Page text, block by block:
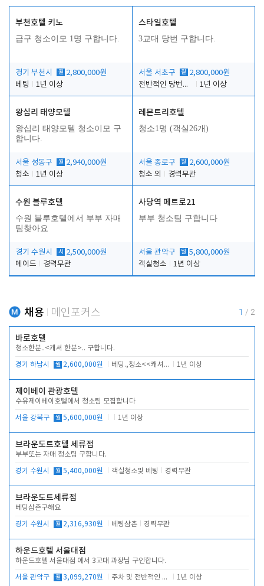
부천호텔 키노
급구 청소이모 1명 구합니다.
경기 부천시 월 2,800,000원
베팅
1년 이상
스타일호텔
3교대 당번 구합니다.
서울 서초구 월 2,800,000원
전반적인 당번업무
1년 이상
왕십리 태양모텔
왕십리 태양모텔 청소이모 구
합니다.
서울 성동구 월 2,940,000원
청소
1년 이상
레몬트리호텔
청소1명 (객실26개)
서울 종로구 월 2,600,000원
청소 외
경력무관
수원 블루호텔
수원 블루호텔에서 부부 자매
팀찾아요
경기 수원시 시
2,500,000원
메이드
경력무관
사당역 메트로21
부부 청소팀 구합니다
서울 관악구 월 5,800,000원
객실청소
1년 이상
채용 메인포커스 1 / 2
바로호텔
청소한분..<캐셔 한분>.. 구합니다.
경기 하남시 월 2,600,000원 베팅.,청소<<캐셔 모셔봅니다. 1년 이상
제이베이 관광호텔
수유제이베이호텔에서 청소팀 모집합니다
서울 강북구 월 5,600,000원 1년 이상
브라운도트호텔 세류점
부부또는 자매 청소팀 구합니다.
경기 수원시 월 5,400,000원 객실청소및 베팅 경력무관
브라운도트세류점
베팅삼촌구해요
경기 수원시 월 2,316,930원 베팅삼촌 경력무관
하운드호텔 서울대점
하운드호텔 서울대점 에서 3교대 과장님 구인합니다.
서울 관악구 월 3,099,270원 주차 및 전반적인 당번업무 1년 이상